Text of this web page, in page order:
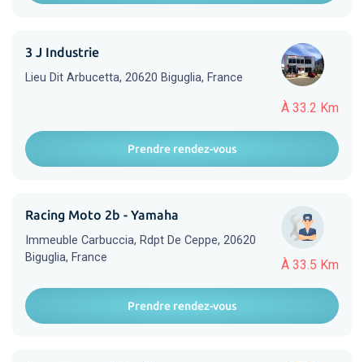
À 33.2 Km
3 J Industrie
Lieu Dit Arbucetta, 20620 Biguglia, France
Prendre rendez-vous
À 33.5 Km
Racing Moto 2b - Yamaha
Immeuble Carbuccia, Rdpt De Ceppe, 20620
Biguglia, France
Prendre rendez-vous